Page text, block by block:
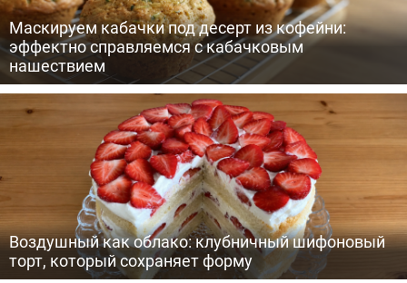
Маскируем кабачки под десерт из кофейни:
эффектно справляемся с кабачковым
нашествием
Воздушный как облако: клубничный шифоновый
торт, который сохраняет форму